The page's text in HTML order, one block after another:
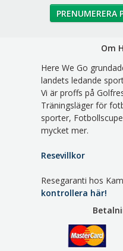
PRENUMERERA
Om
Here We Go
landets ledande
Vi är proffs på
Träningsläger för
sporter,
mycket mer.
Resevillkor
Resegaranti hos
kontrollera här!